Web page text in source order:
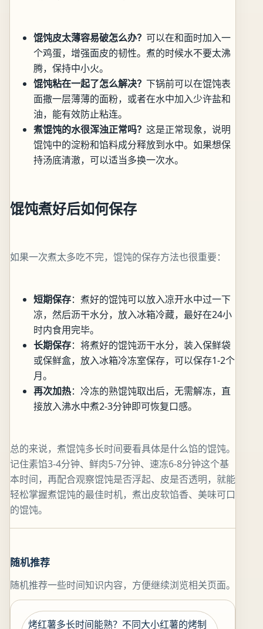
馄饨皮太薄容易破怎么办？ 可以在和面时加入一
个鸡蛋，增强面皮的韧性。煮的时候水不要太沸
腾，保持中小火。
馄饨粘在一起了怎么解决？ 下锅前可以在馄饨表
面撒一层薄薄的面粉，或者在水中加入少许盐和
油，能有效防止粘连。
煮馄饨的水很浑浊正常吗？ 这是正常现象，说明
馄饨中的淀粉和馅料成分释放到水中。如果想保
持汤底清澈，可以适当多换一次水。
馄饨煮好后如何保存
如果一次煮太多吃不完，馄饨的保存方法也很重要：
短期保存：煮好的馄饨可以放入凉开水中过一下
凉，然后沥干水分，放入冰箱冷藏，最好在24小
时内食用完毕。
长期保存：将煮好的馄饨沥干水分，装入保鲜袋
或保鲜盒，放入冰箱冷冻室保存，可以保存1-2个
月。
再次加热：冷冻的熟馄饨取出后，无需解冻，直
接放入沸水中煮2-3分钟即可恢复口感。
总的来说，煮馄饨多长时间要看具体是什么馅的馄饨。
记住素馅3-4分钟、鲜肉5-7分钟、速冻6-8分钟这个基
本时间，再配合观察馄饨是否浮起、皮是否透明，就能
轻松掌握煮馄饨的最佳时机，煮出皮软馅香、美味可口
的馄饨。
随机推荐
随机推荐一些时间知识内容，方便继续浏览相关页面。
烤红薯多长时间能熟？不同大小红薯的烤制